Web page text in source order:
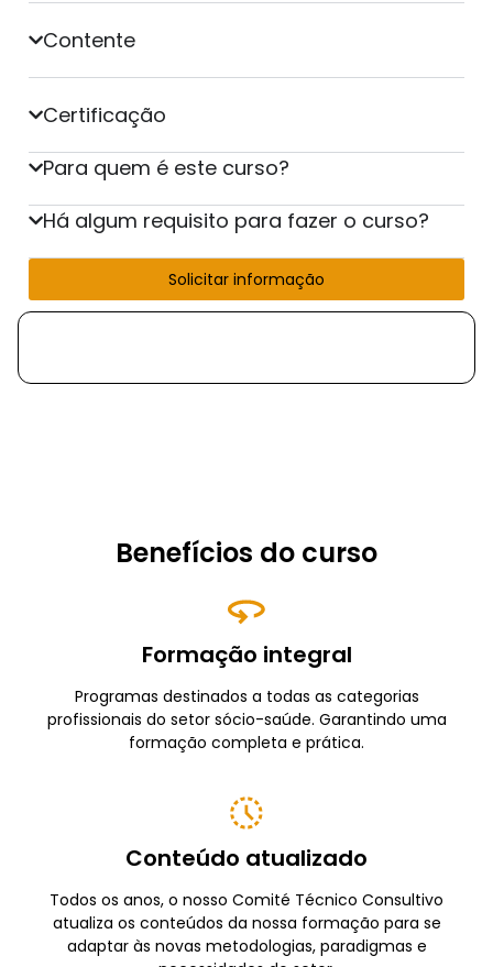
Contente
Certificação
Para quem é este curso?
Há algum requisito para fazer o curso?
Solicitar informação
Benefícios do curso
Formação integral
Programas destinados a todas as categorias
profissionais do setor sócio-saúde. Garantindo uma
formação completa e prática.
Conteúdo atualizado
Todos os anos, o nosso Comité Técnico Consultivo
atualiza os conteúdos da nossa formação para se
adaptar às novas metodologias, paradigmas e